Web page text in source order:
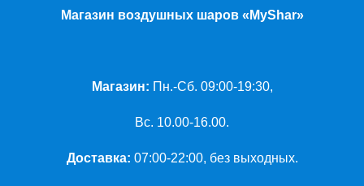
Магазин воздушных шаров «MyShar»
Магазин: Пн.-Сб. 09:00-19:30,
Вс. 10.00-16.00.
Доставка: 07:00-22:00, без выходных.